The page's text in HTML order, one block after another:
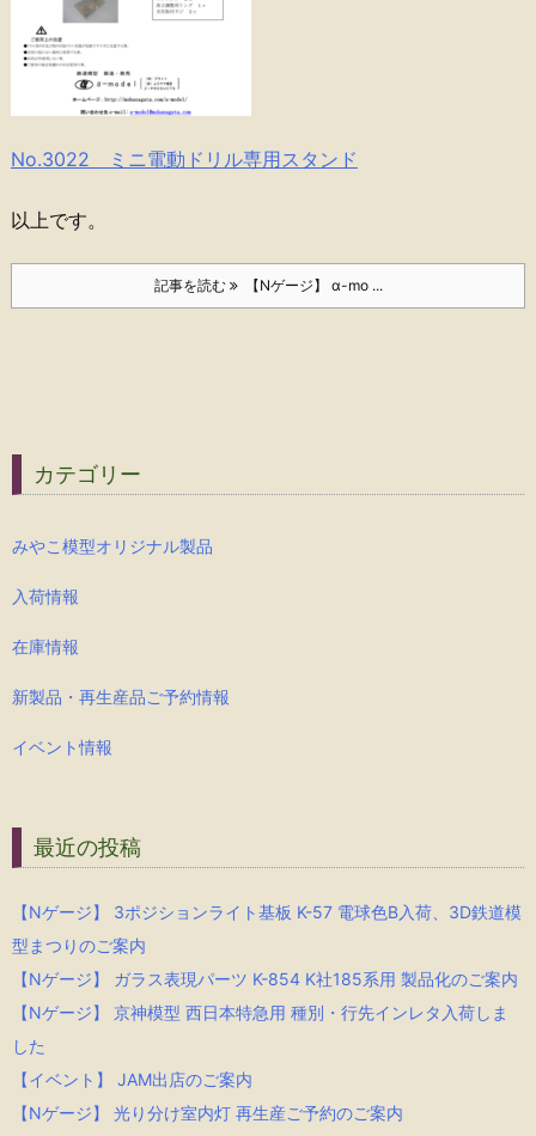
No.3022 ミニ電動ドリル専用スタンド
以上です。
記事を読む 【Nゲージ】 α-mo ...
カテゴリー
みやこ模型オリジナル製品
入荷情報
在庫情報
新製品・再生産品ご予約情報
イベント情報
最近の投稿
【Nゲージ】 3ポジションライト基板 K-57 電球色B入荷、3D鉄道模
型まつりのご案内
【Nゲージ】 ガラス表現パーツ K-854 K社185系用 製品化のご案内
【Nゲージ】 京神模型 西日本特急用 種別・行先インレタ入荷しま
した
【イベント】 JAM出店のご案内
【Nゲージ】 光り分け室内灯 再生産ご予約のご案内